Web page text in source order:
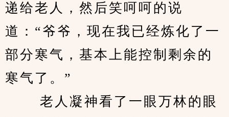
递给老人，然后笑呵呵的说
道：“爷爷，现在我已经炼化了一
部分寒气，基本上能控制剩余的
寒气了。”